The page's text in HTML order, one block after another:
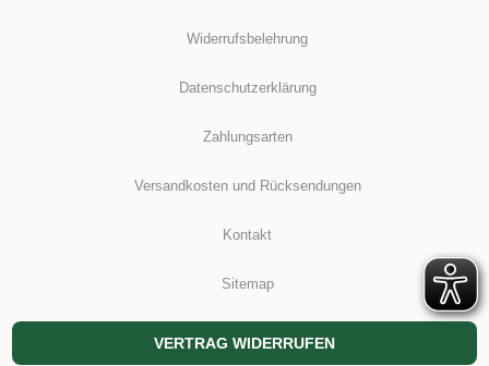
Widerrufsbelehrung
Datenschutzerklärung
Zahlungsarten
Versandkosten und Rücksendungen
Kontakt
Sitemap
VERTRAG WIDERRUFEN